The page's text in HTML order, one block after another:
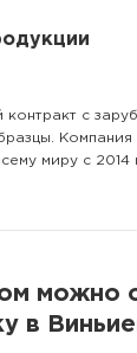
контракт с
Компания
миру с 2014
можно
в